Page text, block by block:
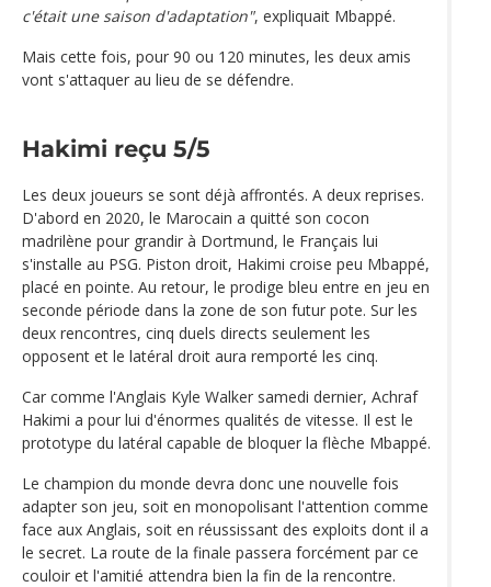
c'était une saison d'adaptation", expliquait Mbappé.
Mais cette fois, pour 90 ou 120 minutes, les deux amis
vont s'attaquer au lieu de se défendre.
Hakimi reçu 5/5
Les deux joueurs se sont déjà affrontés. A deux reprises.
D'abord en 2020, le Marocain a quitté son cocon
madrilène pour grandir à Dortmund, le Français lui
s'installe au PSG. Piston droit, Hakimi croise peu Mbappé,
placé en pointe. Au retour, le prodige bleu entre en jeu en
seconde période dans la zone de son futur pote. Sur les
deux rencontres, cinq duels directs seulement les
opposent et le latéral droit aura remporté les cinq.
Car comme l'Anglais Kyle Walker samedi dernier, Achraf
Hakimi a pour lui d'énormes qualités de vitesse. Il est le
prototype du latéral capable de bloquer la flèche Mbappé.
Le champion du monde devra donc une nouvelle fois
adapter son jeu, soit en monopolisant l'attention comme
face aux Anglais, soit en réussissant des exploits dont il a
le secret. La route de la finale passera forcément par ce
couloir et l'amitié attendra bien la fin de la rencontre.